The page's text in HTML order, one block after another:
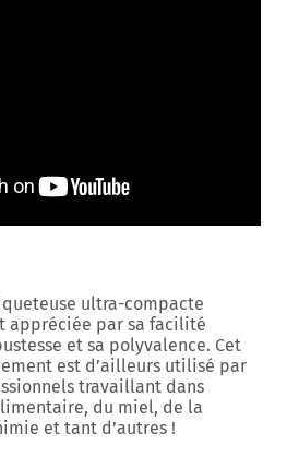
ultra-compacte
appréciée par sa facilité
et sa polyvalence. Cet
est d’ailleurs utilisé par
travaillant dans
du miel, de la
et tant d’autres !